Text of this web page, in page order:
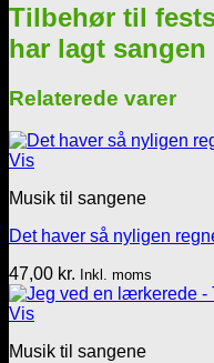
pinse
når
skoven
frisk
grøn
vers
Tilbehør til
har lagt
Relaterede varer
Vis
Musik til sangene
Det haver så nyligen
47,00 kr. Inkl. moms
Vis
Musik til sangene